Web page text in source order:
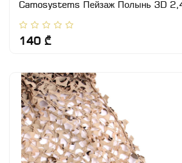
Camosystems Пейзаж Полынь 3D
140 ₾